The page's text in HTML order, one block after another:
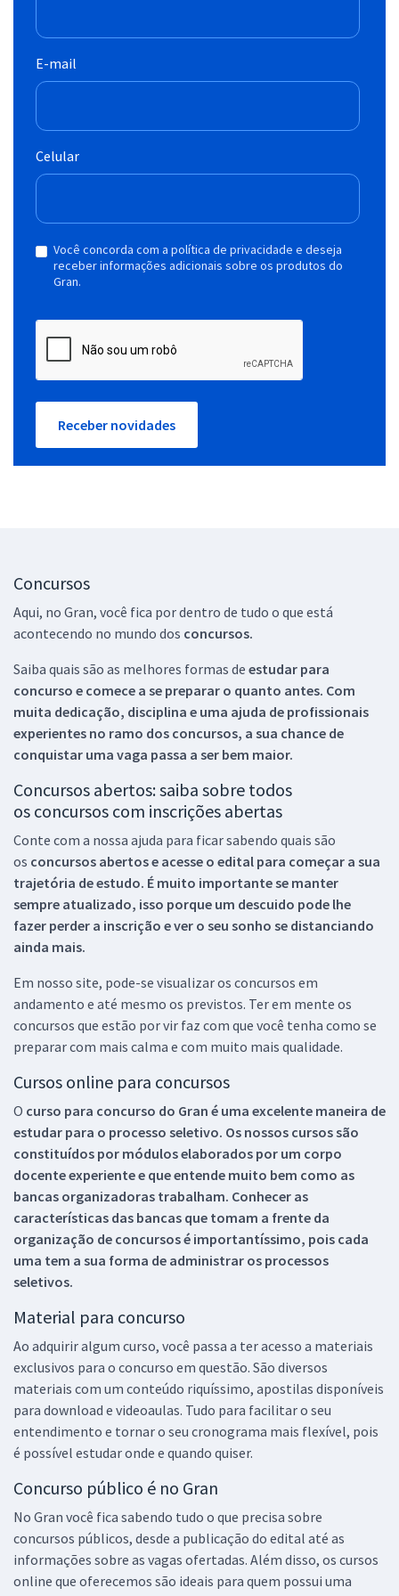
E-mail
Celular
Você concorda com a política de privacidade e deseja
receber informações adicionais sobre os produtos do
Gran.
Receber novidades
Concursos
Aqui, no Gran, você fica por dentro de tudo o que está
acontecendo no mundo dos concursos.
Saiba quais são as melhores formas de estudar para
concurso e comece a se preparar o quanto antes. Com
muita dedicação, disciplina e uma ajuda de profissionais
experientes no ramo dos concursos, a sua chance de
conquistar uma vaga passa a ser bem maior.
Concursos abertos: saiba sobre todos
os concursos com inscrições abertas
Conte com a nossa ajuda para ficar sabendo quais são
os concursos abertos e acesse o edital para começar a sua
trajetória de estudo. É muito importante se manter
sempre atualizado, isso porque um descuido pode lhe
fazer perder a inscrição e ver o seu sonho se distanciando
ainda mais.
Em nosso site, pode-se visualizar os concursos em
andamento e até mesmo os previstos. Ter em mente os
concursos que estão por vir faz com que você tenha como se
preparar com mais calma e com muito mais qualidade.
Cursos online para concursos
O curso para concurso do Gran é uma excelente maneira de
estudar para o processo seletivo. Os nossos cursos são
constituídos por módulos elaborados por um corpo
docente experiente e que entende muito bem como as
bancas organizadoras trabalham. Conhecer as
características das bancas que tomam a frente da
organização de concursos é importantíssimo, pois cada
uma tem a sua forma de administrar os processos
seletivos.
Material para concurso
Ao adquirir algum curso, você passa a ter acesso a materiais
exclusivos para o concurso em questão. São diversos
materiais com um conteúdo riquíssimo, apostilas disponíveis
para download e videoaulas. Tudo para facilitar o seu
entendimento e tornar o seu cronograma mais flexível, pois
é possível estudar onde e quando quiser.
Concurso público é no Gran
No Gran você fica sabendo tudo o que precisa sobre
concursos públicos, desde a publicação do edital até as
informações sobre as vagas ofertadas. Além disso, os cursos
online que oferecemos são ideais para quem possui uma